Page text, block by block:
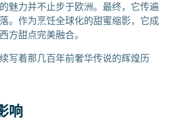
魅力并不止步于欧洲。最终，它传遍
。作为烹饪全球化的甜蜜缩影，它成
方甜点完美融合。
写着那几百年前奢华传说的辉煌历
响